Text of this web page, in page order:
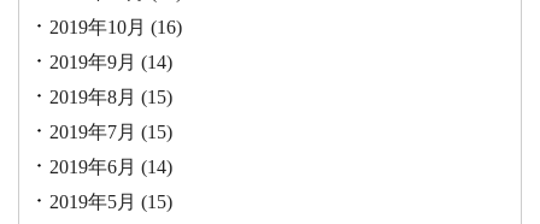
2019年10月 (16)
2019年9月 (14)
2019年8月 (15)
2019年7月 (15)
2019年6月 (14)
2019年5月 (15)